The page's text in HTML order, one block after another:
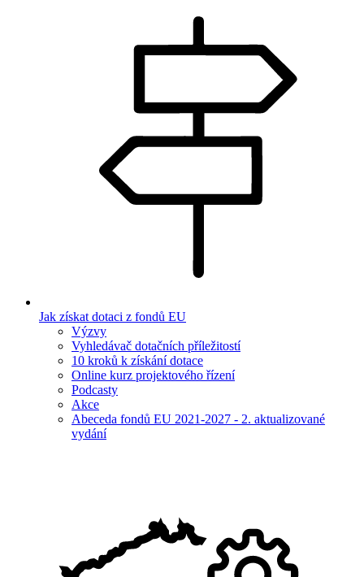
Jak získat dotaci z fondů EU
Výzvy
Vyhledávač dotačních příležitostí
10 kroků k získání dotace
Online kurz projektového řízení
Podcasty
Akce
Abeceda fondů EU 2021-2027 - 2. aktualizované
vydání